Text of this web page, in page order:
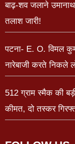
बाढ़-शव जलाने
तलाश जारी!
पटना- E. O. विमल
नारेबाजी करते निकले
512 ग्राम स्मैक की
कीमत, दो तस्कर